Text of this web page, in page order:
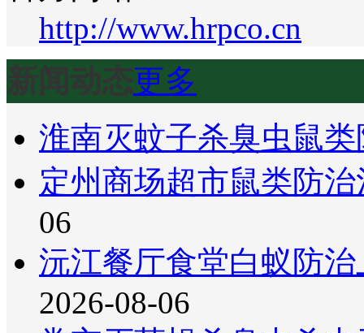
http://www.hrpco.cn
新闻动态更多
淮南灭蚊子杀臭虫鼠
定州商场超市鼠类防
06
沅江餐厅食堂白蚁防
2026-08-06